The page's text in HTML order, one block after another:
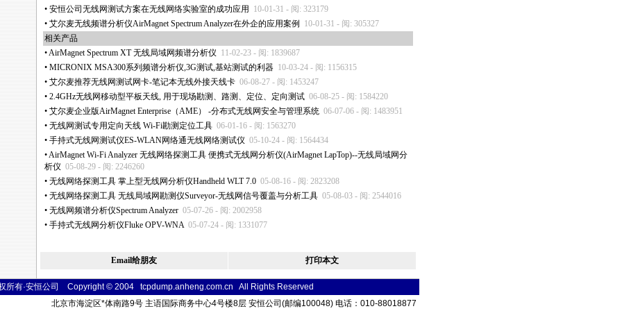
• 安恒公司无线网测试方案在无线网络实验室的成功应用
10-01-31 - 阅: 323179
• 艾尔麦无线频谱分析仪AirMagnet Spectrum Analyzer在外企的应用案例
10-01-31 - 阅: 305327
相关产品
•AirMagnet Spectrum XT 无线局域网频谱分析仪 11-02-23 - 阅: 1839687
• MICRONIX MSA300系列频谱分析仪,3G测试,基站测试的利器 10-03-24 - 阅: 1156315
• 艾尔麦推荐无线网测试网卡-笔记本无线外接天线卡 06-08-27 - 阅: 1453247
• 2.4GHz无线网移动型平板天线, 用于现场勘测、路测、定位、定向测试 06-08-25 - 阅: 1584220
• 艾尔麦企业版AirMagnet Enterprise（AME） -分布式无线网安全与管理系统 06-07-06 - 阅: 1483951
• 无线网测试专用定向天线 Wi-Fi勘测定位工具 06-01-16 - 阅: 1563270
• 手持式无线网测试仪ES-WLAN网络通无线网络测试仪 05-10-24 - 阅: 1564434
•AirMagnet Wi-Fi Analyzer 无线网络探测工具 便携式无线网分析仪(AirMagnet LapTop)--无线局域网分
析仪 05-08-29 - 阅: 2246260
• 无线网络探测工具 掌上型无线网分析仪Handheld WLT 7.0 05-08-16 - 阅: 2823208
• 无线网络探测工具 无线局域网勘测仪Surveyor-无线网信号覆盖与分析工具 05-08-03 - 阅: 2544016
• 无线网频谱分析仪Spectrum Analyzer 05-07-26 - 阅: 2002958
• 手持式无线网分析仪Fluke OPV-WNA 05-07-24 - 阅: 1331077
Email给朋友 打印本文
所有·安恒公司 Copyright © 2004 tcpdump.anheng.com.cn All Rights Reserved
北京市海淀区*体南路9号 主语国际商务中心4号楼8层 安恒公司(邮编100048) 电话：010-88018877